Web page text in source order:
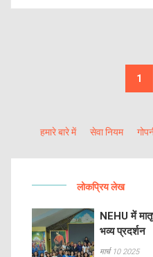
1
हमारे बारे में सेवा नियम
लोकप्रिय लेख
NEHU में
भव्य प्रदर्शन
मार्च 10 2025